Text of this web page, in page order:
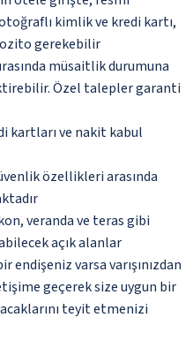
kimlik ve kredi kartı,
gerekebilir
müsaitlik durumuna
Özel talepler garanti
kartları ve nakit kabul
özellikleri arasında
veranda ve teras gibi
açık alanlar
varsa varışınızdan
geçerek size uygun bir
teyit etmenizi